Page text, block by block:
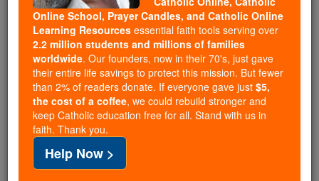
Students Are Being Formed in the
Faith
Because of generous supporters like you,
Catholic Online School has already delivered
free, faithful Catholic education to over 2.2
million students across 193 countries. In an age
of noise and algorithms, you are helping form
souls with truth, prayer, Scripture, and Christ.
If everyone who reads this gave just $5 — the
Online School, Prayer Candles, and Catholic Online
Learning Resources essential faith tools serving over
2.2 million students and millions of families
worldwide. Our founders, now in their 70's, just gave
their entire life savings to protect this mission. But fewer
than 2% of readers donate. If everyone gave just $5,
the cost of a coffee, we could rebuild stronger and
keep Catholic education free for all. Stand with us in
faith. Thank you.
Help Now >